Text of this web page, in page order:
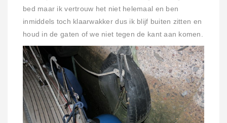
bed maar ik vertrouw het niet helemaal en ben
inmiddels toch klaarwakker dus ik blijf buiten zitten en
houd in de gaten of we niet tegen de kant aan komen.